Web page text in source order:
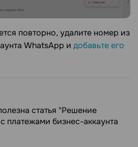
повторно, удалите номер из
WhatsApp и добавьте его
статья "Решение
платежами бизнес-аккаунта